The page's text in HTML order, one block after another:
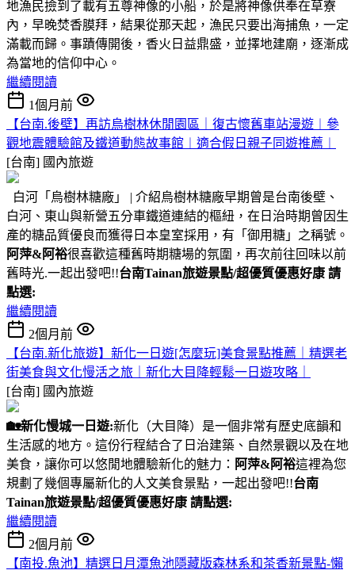
地漁民撿到了載有五尊神像的小船，於是將神像供奉在草寮
內，早晚焚香膜拜，結果從那天起，漁民只要出海捕魚，一定
滿載而歸。事蹟傳開後，香火日益鼎盛，並擇地建廟，逐漸成
為當地的信仰中心。
繼續閱讀
1個月前
【台南.後壁】再訪烏樹林休閒園區｜復古懷舊車站漫遊︱參
觀地震體驗館及鐵道動態故事館︱適合假日親子同遊推薦︱
[台南] 國內旅遊
白河「烏樹林糖廠」 | 介紹烏樹林糖廠早期曾是台南後壁、
白河、東山與新營五分車鐵道連結的樞紐，在日治時期曾因生
產的糖品質優良而獲得日本皇室採用，有「御用糖」之稱號。
阿萍&阿裕很喜歡這種舊時期糖場的氛圍，再次前往回味以前
舊時光.一起出發吧!!台南Tainan旅遊景點/超優質優惠好康 請
點選:
繼續閱讀
2個月前
【台南.新化旅遊】新化一日遊[怎麼玩]美食景點推薦｜精選老
街美食與文化慢活之旅｜新化大目降輕鬆一日遊攻略｜
[台南] 國內旅遊
🏡新化慢城一日遊:新化（大目降）是一個非常有歷史底韻和
生活感的地方。這份行程結合了日治建築、自然景觀以及在地
美食，讓你可以悠閒地體驗新化的魅力： 阿萍&阿裕這裡為您
規劃了幾個專屬新化的人文美食景點，一起出發吧!!台南
Tainan旅遊景點/超優質優惠好康 請點選:
繼續閱讀
2個月前
【南投.魚池】精選日月潭魚池隱藏版森林系和茶香新景點-懶